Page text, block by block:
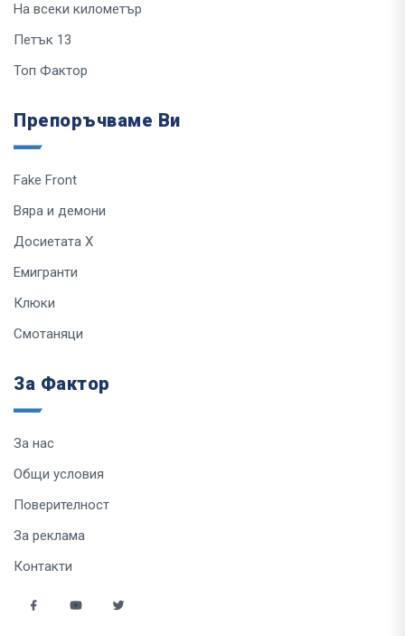
На всеки километър
Петък 13
Топ Фактор
Препоръчваме Ви
Fake Front
Вяра и демони
Досиетата Х
Емигранти
Клюки
Смотаняци
За Фактор
За нас
Общи условия
Поверителност
За реклама
Контакти